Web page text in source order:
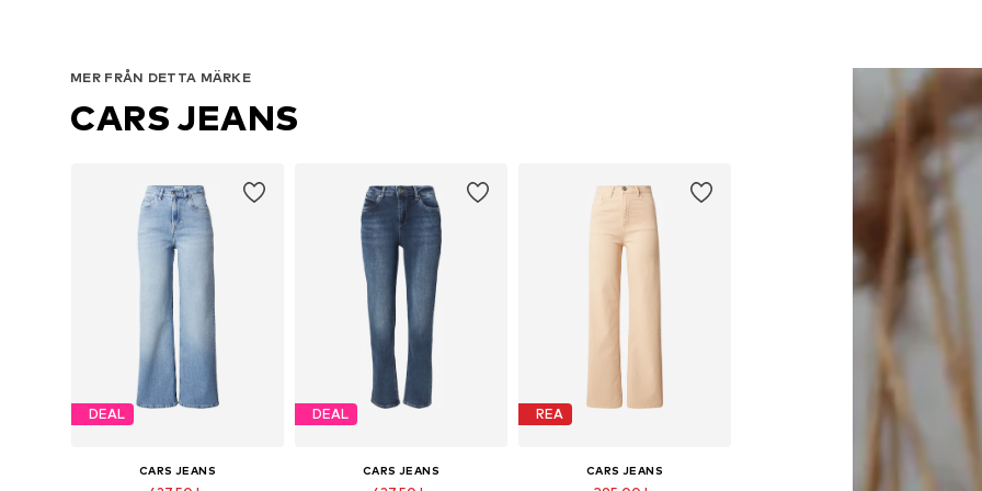
MER FRÅN DETTA MÄRKE
CARS JEANS
DEAL
CARS JEANS
DEAL
CARS JEANS
REA
CARS JEANS